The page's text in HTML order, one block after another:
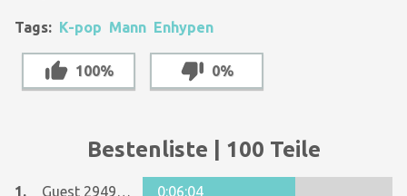
Tags: K-pop Mann Enhypen
100% 0%
Bestenliste | 100 Teile
1. Guest 29495147
0:06:04